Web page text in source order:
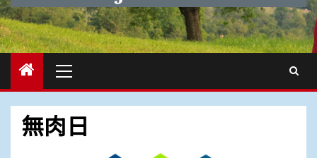
Menu
無肉日